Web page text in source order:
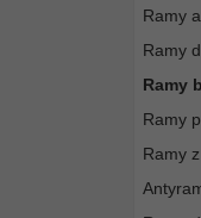
Ramy
Ramy
Ramy
Ramy
Ramy